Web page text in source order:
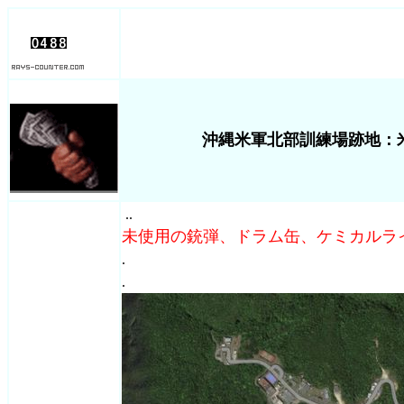
沖縄米軍北部訓練場跡地：
..
未使用の銃弾、ドラム缶、ケミカルラ
.
.